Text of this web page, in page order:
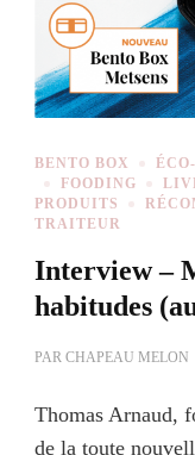
BENTO BOX
FOODING
PRODUITS
TRAITEUR
Interview –
habitudes
PAR CHAPEAU MELON
Thomas Arnaud,
de la toute